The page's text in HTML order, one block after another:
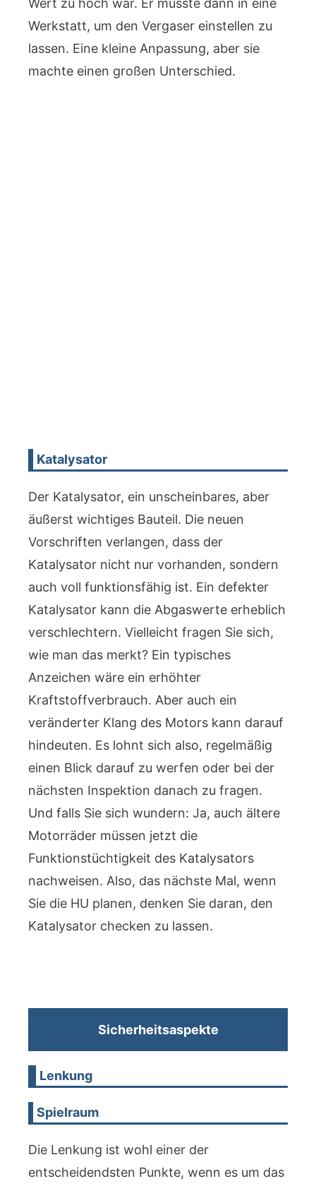
Wert zu hoch war. Er musste dann in eine
Werkstatt, um den Vergaser einstellen zu
lassen. Eine kleine Anpassung, aber sie
machte einen großen Unterschied.
Katalysator
Der Katalysator, ein unscheinbares, aber
äußerst wichtiges Bauteil. Die neuen
Vorschriften verlangen, dass der
Katalysator nicht nur vorhanden, sondern
auch voll funktionsfähig ist. Ein defekter
Katalysator kann die Abgaswerte erheblich
verschlechtern. Vielleicht fragen Sie sich,
wie man das merkt? Ein typisches
Anzeichen wäre ein erhöhter
Kraftstoffverbrauch. Aber auch ein
veränderter Klang des Motors kann darauf
hindeuten. Es lohnt sich also, regelmäßig
einen Blick darauf zu werfen oder bei der
nächsten Inspektion danach zu fragen.
Und falls Sie sich wundern: Ja, auch ältere
Motorräder müssen jetzt die
Funktionstüchtigkeit des Katalysators
nachweisen. Also, das nächste Mal, wenn
Sie die HU planen, denken Sie daran, den
Katalysator checken zu lassen.
Sicherheitsaspekte
Lenkung
Spielraum
Die Lenkung ist wohl einer der
entscheidendsten Punkte, wenn es um das